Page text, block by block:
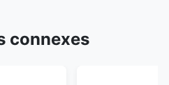
connexes